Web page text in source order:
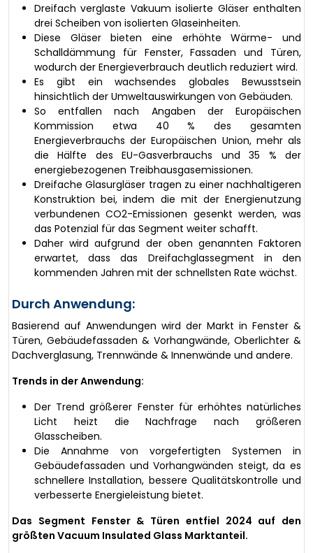
Dreifach verglaste Vakuum isolierte Gläser enthalten
drei Scheiben von isolierten Glaseinheiten.
Diese Gläser bieten eine erhöhte Wärme- und
Schalldämmung für Fenster, Fassaden und Türen,
wodurch der Energieverbrauch deutlich reduziert wird.
Es gibt ein wachsendes globales Bewusstsein
hinsichtlich der Umweltauswirkungen von Gebäuden.
So entfallen nach Angaben der Europäischen
Kommission etwa 40 % des gesamten
Energieverbrauchs der Europäischen Union, mehr als
die Hälfte des EU-Gasverbrauchs und 35 % der
energiebezogenen Treibhausgasemissionen.
Dreifache Glasurgläser tragen zu einer nachhaltigeren
Konstruktion bei, indem die mit der Energienutzung
verbundenen CO2-Emissionen gesenkt werden, was
das Potenzial für das Segment weiter schafft.
Daher wird aufgrund der oben genannten Faktoren
erwartet, dass das Dreifachglassegment in den
kommenden Jahren mit der schnellsten Rate wächst.
Durch Anwendung:
Basierend auf Anwendungen wird der Markt in Fenster &
Türen, Gebäudefassaden & Vorhangwände, Oberlichter &
Dachverglasung, Trennwände & Innenwände und andere.
Trends in der Anwendung:
Der Trend größerer Fenster für erhöhtes natürliches
Licht heizt die Nachfrage nach größeren
Glasscheiben.
Die Annahme von vorgefertigten Systemen in
Gebäudefassaden und Vorhangwänden steigt, da es
schnellere Installation, bessere Qualitätskontrolle und
verbesserte Energieleistung bietet.
Das Segment Fenster & Türen entfiel 2024 auf den
größten Vacuum Insulated Glass Marktanteil.